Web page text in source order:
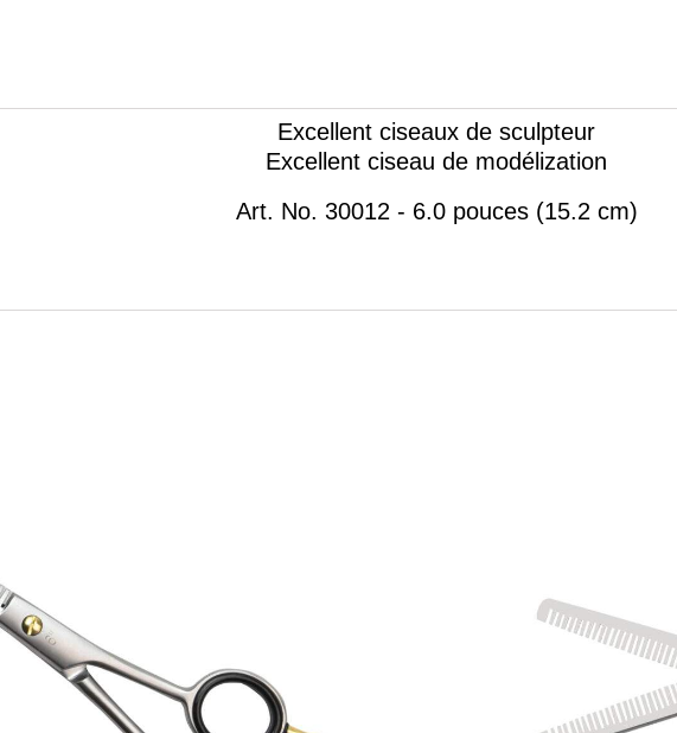
Excellent ciseaux de sculpteur
Excellent ciseau de modélization
Art. No. 30012 - 6.0 pouces (15.2 cm)